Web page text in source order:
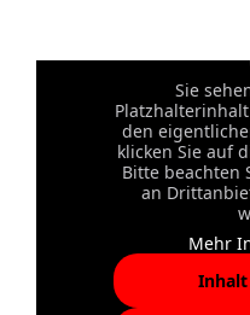
Sie
den
klicken Sie auf
Bitte beachten
an
Mehr